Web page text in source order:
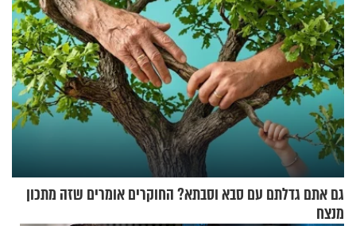
גם אתם גדלתם עם סבא וסבתא? החוקרים אומרים שזה מתכון
מנצח